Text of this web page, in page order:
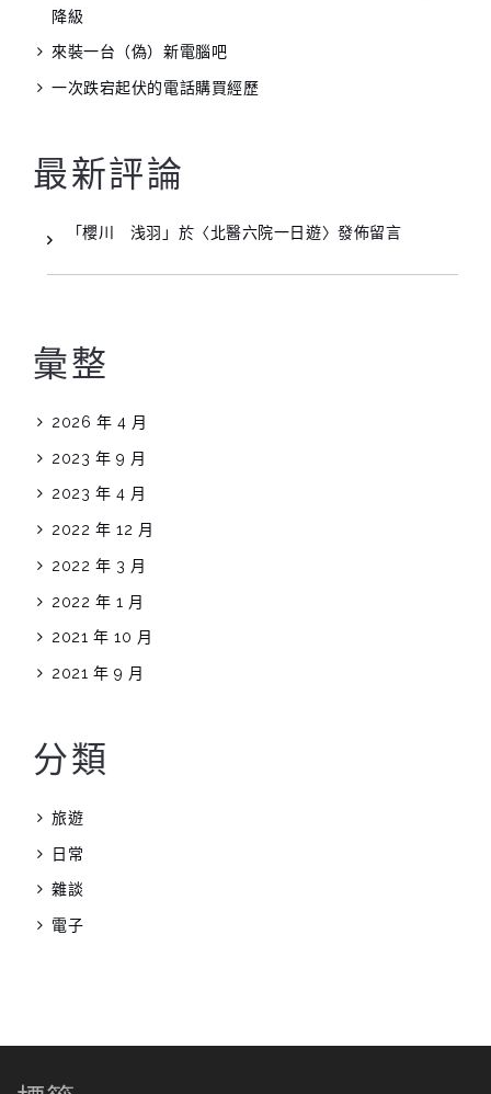
降級
來裝一台（偽）新電腦吧
一次跌宕起伏的電話購買經歷
最新評論
「櫻川 浅羽 」於〈北醫六院一日遊〉發佈留言
彙整
2026 年 4 月
2023 年 9 月
2023 年 4 月
2022 年 12 月
2022 年 3 月
2022 年 1 月
2021 年 10 月
2021 年 9 月
分類
旅遊
日常
雜談
電子